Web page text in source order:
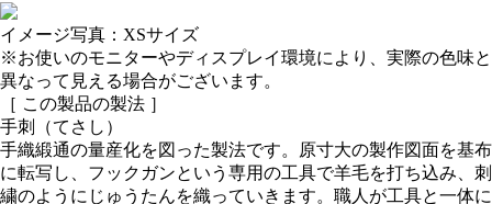
イメージ写真：XSサイズ
※お使いのモニターやディスプレイ環境により、実際の色味と
異なって見える場合がございます。
［ この製品の製法 ］
手刺（てさし）
手織緞通の量産化を図った製法です。原寸大の製作図面を基布
に転写し、フックガンという専用の工具で羊毛を打ち込み、刺
繍のようにじゅうたんを織っていきます。職人が工具と一体に